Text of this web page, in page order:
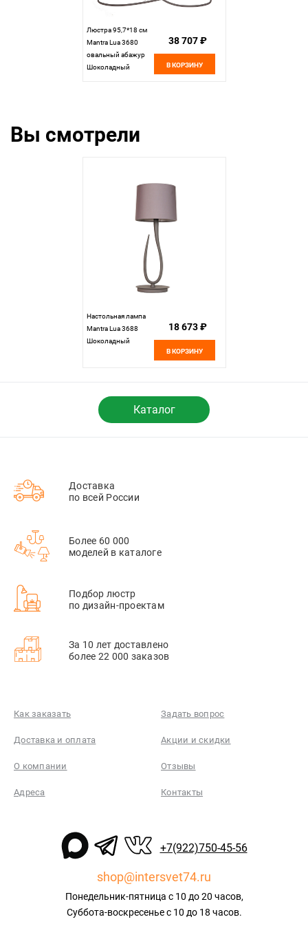
Люстра 95,7*18 см
Mantra Lua 3680
овальный абажур
Шоколадный
38 707 ₽
В КОРЗИНУ
Вы смотрели
Настольная лампа
Mantra Lua 3688
Шоколадный
18 673 ₽
В КОРЗИНУ
Каталог
Доставка
по всей России
Более 60 000
моделей в каталоге
Подбор люстр
по дизайн-проектам
За 10 лет доставлено
более 22 000 заказов
Как заказать Задать вопрос
Доставка и оплата Акции и скидки
О компании Отзывы
Адреса Контакты
+7(922)750-45-56
shop@intersvet74.ru
Понедельник-пятница с 10 до 20 часов,
Суббота-воскресенье с 10 до 18 часов.